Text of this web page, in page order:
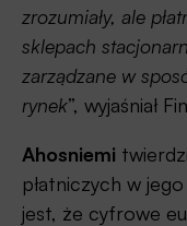
zrozumiały, ale
sklepach
zarządzane w
rynek”, wyjaśniał
Ahosniemi
płatniczych w
jest, że cyfrowe